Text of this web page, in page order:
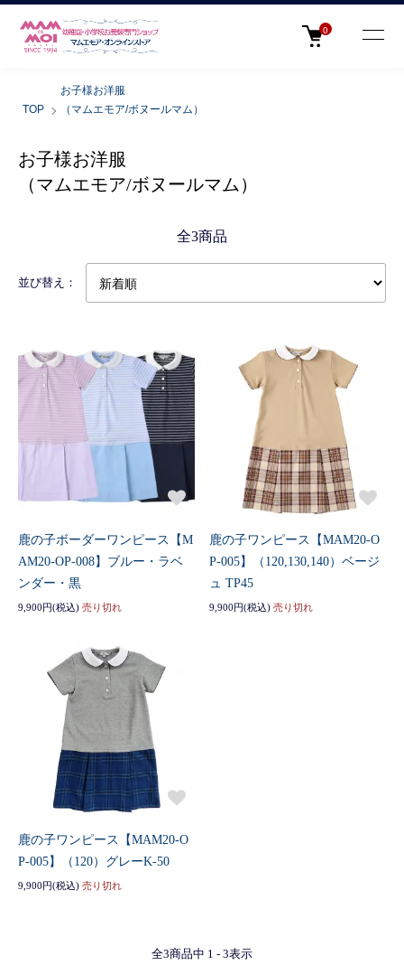
0
TOP
お子様お洋服
（マムエモア/ボヌールマム）
お子様お洋服
（マムエモア/ボヌールマム）
全3商品
並び替え：
鹿の子ボーダーワンピース【M
AM20-OP-008】ブルー・ラベ
ンダー・黒
9,900円(税込) 売り切れ
鹿の子ワンピース【MAM20-O
P-005】（120,130,140）ベージ
ュ TP45
9,900円(税込) 売り切れ
鹿の子ワンピース【MAM20-O
P-005】（120）グレーK-50
9,900円(税込) 売り切れ
全3商品中 1 - 3表示